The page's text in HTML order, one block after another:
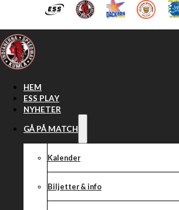
Hoppa till huvudinnehåll Hoppa till sidfot
HEM
ESS PLAY
NYHETER
GÅ PÅ MATCH
Kalender
Biljetter & info